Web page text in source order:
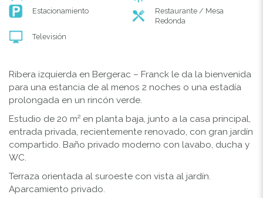
Estacionamiento
Restaurante / Mesa
Redonda
Televisión
Ribera izquierda en Bergerac – Franck le da la bienvenida
para una estancia de al menos 2 noches o una estadía
prolongada en un rincón verde.
Estudio de 20 m² en planta baja, junto a la casa principal,
entrada privada, recientemente renovado, con gran jardín
compartido. Baño privado moderno con lavabo, ducha y
WC.
Terraza orientada al suroeste con vista al jardín.
Aparcamiento privado.